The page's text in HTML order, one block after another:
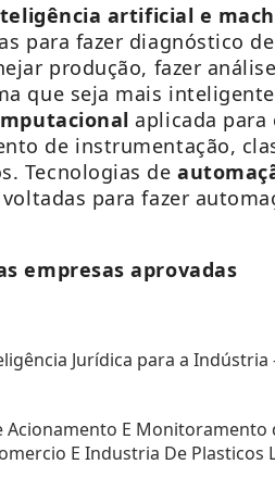
artificial e
para fazer diagnóstico
produção, fazer
que seja mais
aplicada
de instrumentação,
Tecnologias de
para fazer
empresas aprovadas
Jurídica para a Indústria
Acionamento E Monitoramento
E Industria De Plasticos